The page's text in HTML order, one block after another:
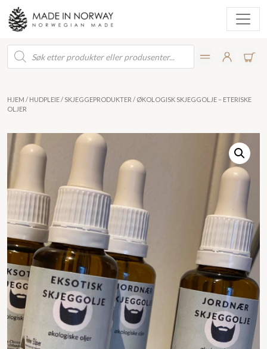
Products
search
HJEM / HUDPLEIE/ SKJEGGEPRODUKTER / ØKOLOGISK SKJEGGOLJE – ETERISKE
OLJER